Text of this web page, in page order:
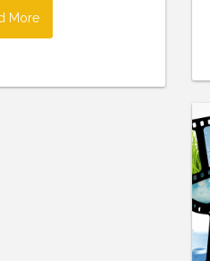
More